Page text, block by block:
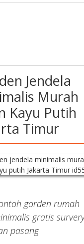
Jendela
Murah
Kayu Putih
Timur
gorden rumah
gratis
pasang